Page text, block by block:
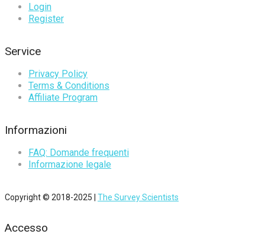
Login
Register
Service
Privacy Policy
Terms & Conditions
Affiliate Program
Informazioni
FAQ: Domande frequenti
Informazione legale
Copyright © 2018-2025 | The Survey Scientists
Accesso